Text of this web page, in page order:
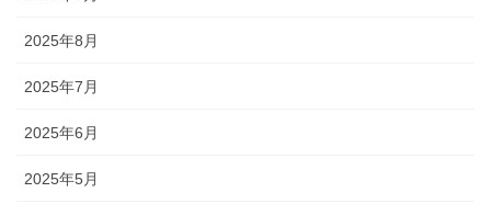
2025年8月
2025年7月
2025年6月
2025年5月